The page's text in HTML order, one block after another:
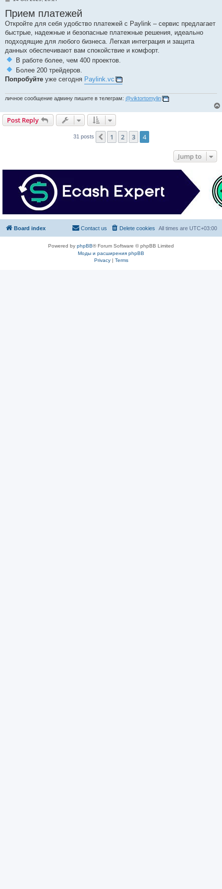
s
t
Прием платежей
Откройте для себя удобство платежей с Paylink – сервис предлагает
быстрые, надежные и безопасные платежные решения, идеально
подходящие для любого бизнеса. Легкая интеграция и защита
данных обеспечивают вам спокойствие и комфорт.
В работе более, чем 400 проектов.
Более 200 трейдеров.
Попробуйте уже сегодня Paylink.vc
личное сообщение админу пишите в телеграм: @viktortomylin
Post Reply
31 posts Previous
1 2 3 4
Jump to
Board index All times are UTC+03:00
Delete cookies
Contact us
Powered by phpBB® Forum Software © phpBB Limited
Моды и расширения phpBB
Privacy| Terms